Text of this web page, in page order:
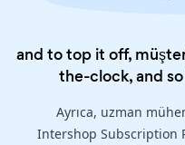
and to top it off,
the-clock, and
Ayrıca, uzman
Intershop Subscription